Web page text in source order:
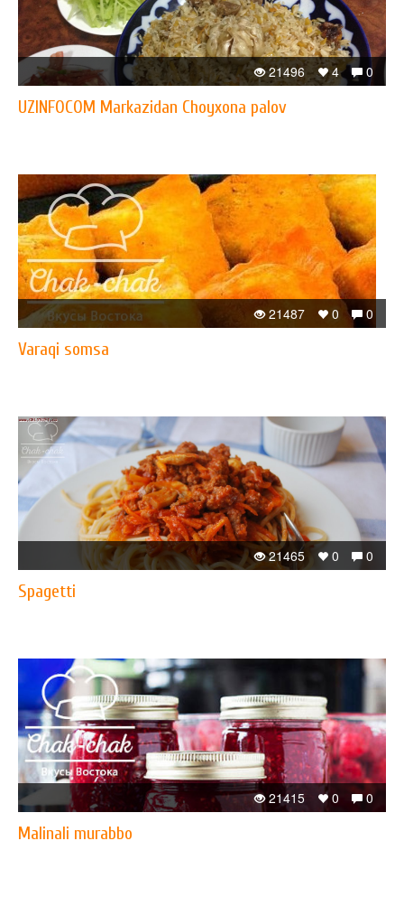
0
4
21496
UZINFOCOM Markazidan Choyxona palov
0
0
21487
Varaqi somsa
0
0
21465
Spagetti
0
0
21415
Malinali murabbo